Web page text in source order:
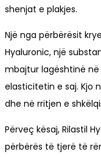
shenjat e plakjes.
Një nga përbërësit
Hyaluronic, një
mbajtur lagështinë
elasticitetin e saj. Kjo
dhe në rritjen e
Përveç kësaj, Rilastil
përbërës të tjerë të